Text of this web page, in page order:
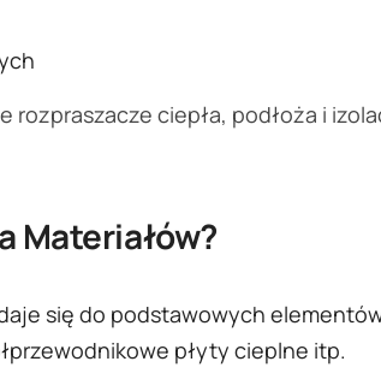
ciepła, podłoża i
Materiałów?
się do podstawowych
płyty cieplne itp.